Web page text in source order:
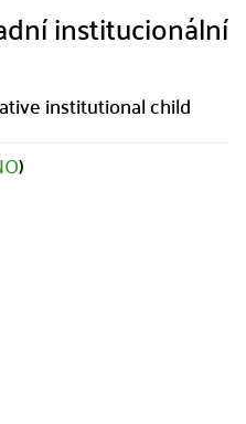
institucionální
institutional child
)